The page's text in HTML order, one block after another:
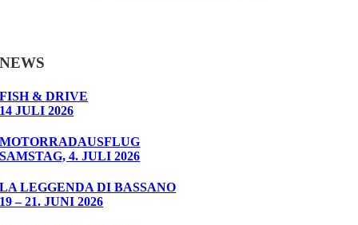
NEWS
FISH & DRIVE
14 JULI 2026
MOTORRADAUSFLUG
SAMSTAG, 4. JULI 2026
LA LEGGENDA DI BASSANO
19 – 21. JUNI 2026